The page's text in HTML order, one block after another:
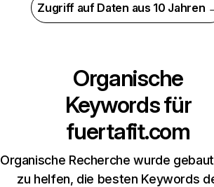
Zugriff auf Daten aus 10 Jahren
Organische
Keywords für
fuertafit.com
Organische Recherche wurde
zu helfen, die besten Keywords